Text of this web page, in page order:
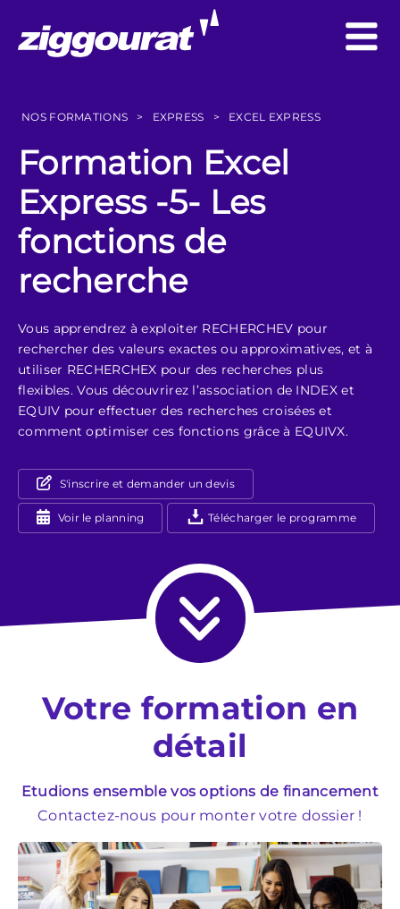
NOS FORMATIONS > EXPRESS > EXCEL EXPRESS
Formation Excel
Express -5- Les
fonctions de
recherche
Vous apprendrez à exploiter RECHERCHEV pour
rechercher des valeurs exactes ou approximatives, et à
utiliser RECHERCHEX pour des recherches plus
flexibles. Vous découvrirez l’association de INDEX et
EQUIV pour effectuer des recherches croisées et
comment optimiser ces fonctions grâce à EQUIVX.
S'inscrire et demander un devis
Voir le planning Télécharger le programme
Votre formation en
détail
Etudions ensemble vos options de financement
Contactez-nous pour monter votre dossier !